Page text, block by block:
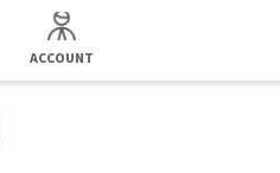
ACCOUNT